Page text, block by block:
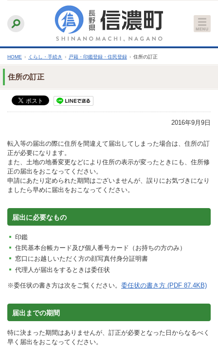
文
へ
ふりがなをつける
文字サイズ
縮小 標準 拡大
HOME › くらし・手続き › 戸籍・印鑑登録・住民登録 › 住所の訂正
住所の訂正
2016年9月9日
転入等の届出の際に住所を間違えて届出してしまった場合は、住所の訂
正が必要になります。
また、土地の地番変更などにより住所の表示が変ったときにも、住所修
正の届出をおこなってください。
申請にあたり定められた期間はございませんが、誤りにお気づきになり
ましたら早めに届出をおこなってください。
届出に必要なもの
印鑑
住民基本台帳カード及び個人番号カード（お持ちの方のみ）
窓口にお越しいただく方の顔写真付身分証明書
代理人が届出をするときは委任状
※委任状の書き方は次をご覧ください。 委任状の書き方 (PDF 87.4KB)
届出までの期間
特に決まった期間はありませんが、訂正が必要となった日からなるべく
早く届出をおこなってください。